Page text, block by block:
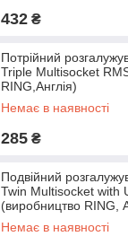
432 ₴
Потрійний
Triple Multisocket
RING,Англія)
Немає в наявності
285 ₴
Подвійний
Twin Multisocket with
(виробництво RING,
Немає в наявності